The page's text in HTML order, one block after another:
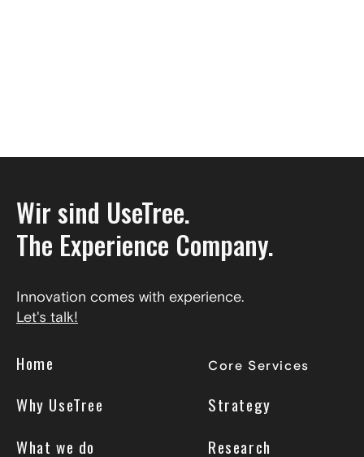
Wir sind UseTree.
The Experience Company.
Innovation comes with experience.
Let's talk!
Home
Why UseTree
What we do
Core Services
Strategy
Research